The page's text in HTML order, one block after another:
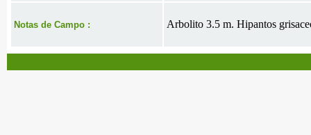
Notas de Campo : Arbolito 3.5 m. Hipantos